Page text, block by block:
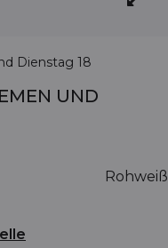
Dienstag 18
UND
Rohweiß